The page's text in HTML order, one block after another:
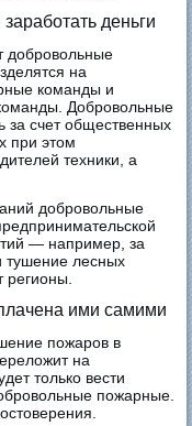
деньги
добровольные
на
команды и
Добровольные
за счет общественных
при этом
техники, а
добровольные
— например, за
тушение лесных
ими самими
пожаров в
на
только вести
пожарные.